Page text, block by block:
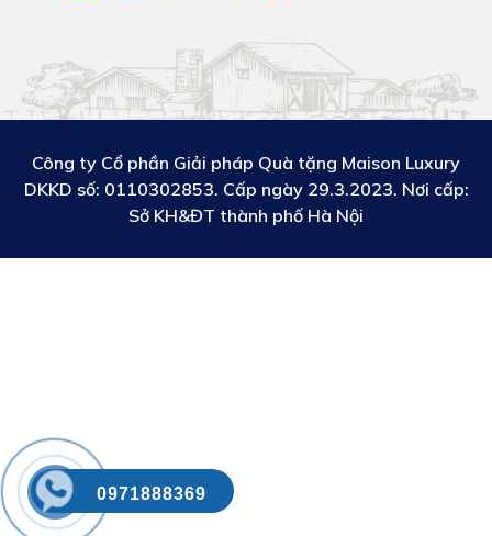
Công ty Cổ phần Giải pháp Quà tặng Maison Luxury
DKKD số: 0110302853. Cấp ngày 29.3.2023. Nơi cấp:
Sở KH&ĐT thành phố Hà Nội
0971888369